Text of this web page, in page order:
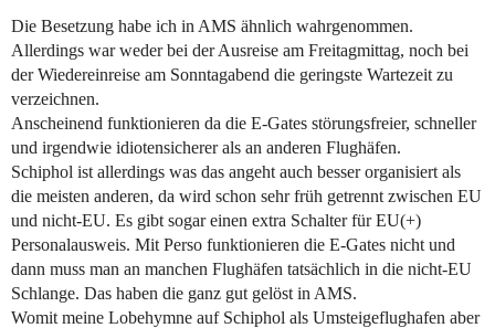
Die Besetzung habe ich in AMS ähnlich wahrgenommen.
Allerdings war weder bei der Ausreise am Freitagmittag, noch bei
der Wiedereinreise am Sonntagabend die geringste Wartezeit zu
verzeichnen.
Anscheinend funktionieren da die E-Gates störungsfreier, schneller
und irgendwie idiotensicherer als an anderen Flughäfen.
Schiphol ist allerdings was das angeht auch besser organisiert als
die meisten anderen, da wird schon sehr früh getrennt zwischen EU
und nicht-EU. Es gibt sogar einen extra Schalter für EU(+)
Personalausweis. Mit Perso funktionieren die E-Gates nicht und
dann muss man an manchen Flughäfen tatsächlich in die nicht-EU
Schlange. Das haben die ganz gut gelöst in AMS.
Womit meine Lobehymne auf Schiphol als Umsteigeflughafen aber